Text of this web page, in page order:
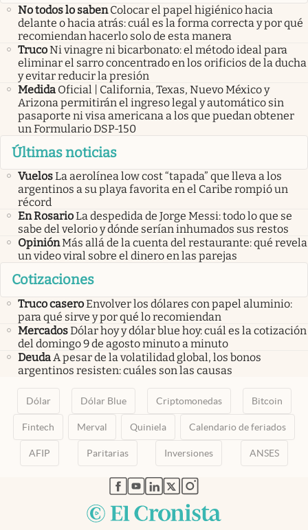
No todos lo saben Colocar el papel higiénico hacia
delante o hacia atrás: cuál es la forma correcta y por qué
recomiendan hacerlo solo de esta manera
TrucoNi vinagre ni bicarbonato: el método ideal para
eliminar el sarro concentrado en los orificios de la ducha
y evitar reducir la presión
Medida Oficial | California, Texas, Nuevo México y
Arizona permitirán el ingreso legal y automático sin
pasaporte ni visa americana a los que puedan obtener
un Formulario DSP-150
Últimas noticias
VuelosLa aerolínea low cost “tapada” que lleva a los
argentinos a su playa favorita en el Caribe rompió un
récord
En RosarioLa despedida de Jorge Messi: todo lo que se
sabe del velorio y dónde serían inhumados sus restos
OpiniónMás allá de la cuenta del restaurante: qué revela
un video viral sobre el dinero en las parejas
Cotizaciones
Truco caseroEnvolver los dólares con papel aluminio:
para qué sirve y por qué lo recomiendan
MercadosDólar hoy y dólar blue hoy: cuál es la cotización
del domingo 9 de agosto minuto a minuto
Deuda A pesar de la volatilidad global, los bonos
argentinos resisten: cuáles son las causas
Dólar Dólar Blue Criptomonedas Bitcoin
Fintech Merval Quiniela Calendario de feriados
AFIP Paritarias Inversiones ANSES
abre en nueva pestaña
abre en nueva pestaña
abre en nueva pestaña
abre en nueva pestaña
abre en nueva pestaña